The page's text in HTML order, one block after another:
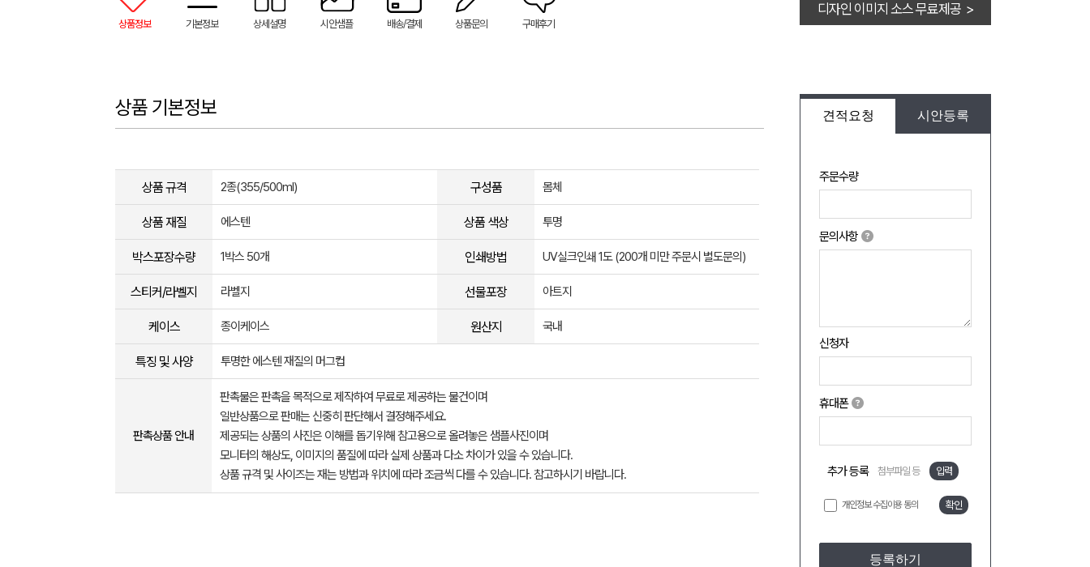
상품정보 기본정보 상세설명 시안샘플 배송/결제 상품문의 구매후기
디자인 이미지 소스 무료제공 >
견적요청 시안등록
주문수량
문의사항
신청자
휴대폰
추가 등록 첨부파일 등 입력
개인정보 수집이용 동의 확인
등록하기
상품 기본정보
상품 규격 2종(355/500ml) 구성품 몸체
상품 재질 에스텐 상품 색상 투명
박스포장수량 1박스 50개 인쇄방법 UV실크인쇄 1도 (200개 미만 주문시 별도문의)
스티커/라벨지 라벨지 선물포장 아트지
케이스 종이케이스 원산지 국내
특징 및 사양 투명한 에스텐 재질의 머그컵
판촉상품 안내
판촉물은 판촉을 목적으로 제작하여 무료로 제공하는 물건이며
일반상품으로 판매는 신중히 판단해서 결정해주세요.
제공되는 상품의 사진은 이해를 돕기위해 참고용으로 올려놓은 샘플사진이며
모니터의 해상도, 이미지의 품질에 따라 실제 상품과 다소 차이가 있을 수 있습니다.
상품 규격 및 사이즈는 재는 방법과 위치에 따라 조금씩 다를 수 있습니다. 참고하시기 바랍니다.